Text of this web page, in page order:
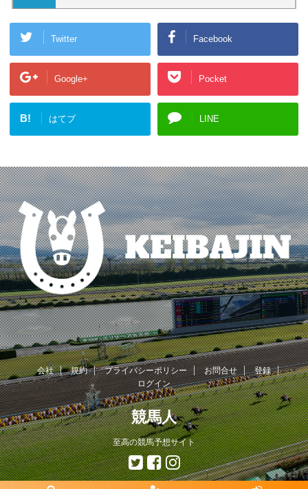
Twitter Facebook
Google+ Pocket
B! はてブ LINE
会社 規約 プライバシーポリシー お問合せ
登録
ログイン
競馬人
至高の競馬予想サイト